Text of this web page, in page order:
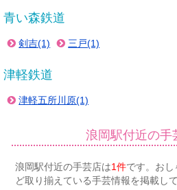
青い森鉄道
剣吉(1) 三戸(1)
津軽鉄道
津軽五所川原(1)
浪岡駅付近の手
浪岡駅付近の手芸店は1件です。お
ど取り揃えている手芸情報を掲載して